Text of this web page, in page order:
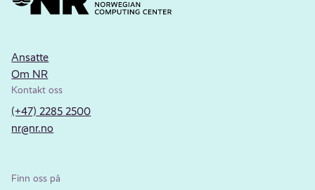
Ansatte
Om NR
Kontakt oss
(+47) 2285 2500
nr@nr.no
Finn oss på